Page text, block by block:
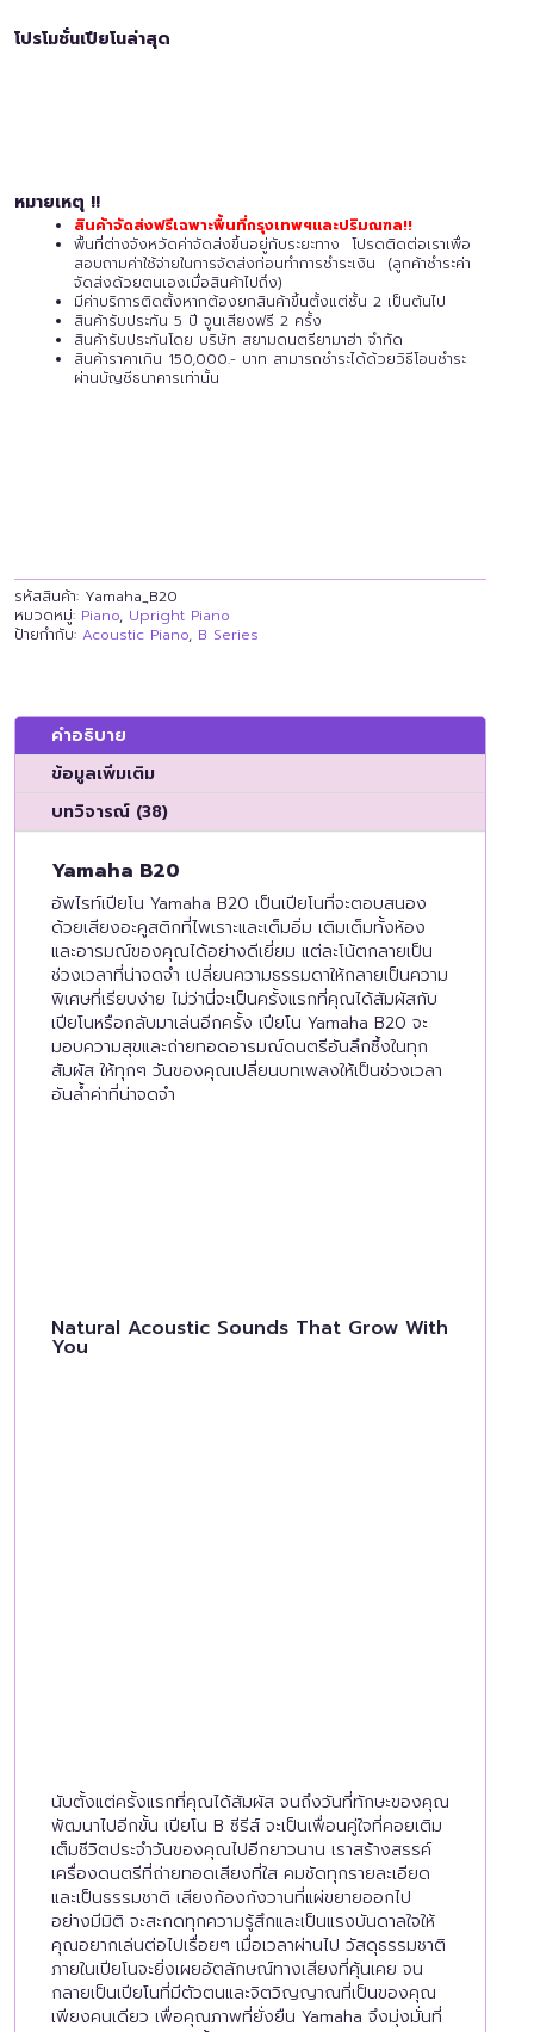
โปรโมชั่นเปียโนล่าสุด
หมายเหตุ !!
สินค้าจัดส่งฟรีเฉพาะพื้นที่กรุงเทพฯและปริมณฑล!!
พื้นที่ต่างจังหวัดค่าจัดส่งขึ้นอยู่กับระยะทาง โปรดติดต่อเราเพื่อ
สอบถามค่าใช้จ่ายในการจัดส่งก่อนทำการชำระเงิน (ลูกค้าชำระค่า
จัดส่งด้วยตนเองเมื่อสินค้าไปถึง)
มีค่าบริการติดตั้งหากต้องยกสินค้าขึ้นตั้งแต่ชั้น 2 เป็นต้นไป
สินค้ารับประกัน 5 ปี จูนเสียงฟรี 2 ครั้ง
สินค้ารับประกันโดย บริษัท สยามดนตรียามาฮ่า จำกัด
สินค้าราคาเกิน 150,000.- บาท สามารถชำระได้ด้วยวิธีโอนชำระ
ผ่านบัญชีธนาคารเท่านั้น
รหัสสินค้า: Yamaha_ฺB20
หมวดหมู่: Piano, Upright Piano
ป้ายกำกับ: Acoustic Piano, B Series
คำอธิบาย
ข้อมูลเพิ่มเติม
บทวิจารณ์ (38)
Yamaha B20
อัพไรท์เปียโน Yamaha B20 เป็นเปียโนที่จะตอบสนอง
ด้วยเสียงอะคูสติกที่ไพเราะและเต็มอิ่ม เติมเต็มทั้งห้อง
และอารมณ์ของคุณได้อย่างดีเยี่ยม แต่ละโน้ตกลายเป็น
ช่วงเวลาที่น่าจดจำ เปลี่ยนความธรรมดาให้กลายเป็นความ
พิเศษที่เรียบง่าย ไม่ว่านี่จะเป็นครั้งแรกที่คุณได้สัมผัสกับ
เปียโนหรือกลับมาเล่นอีกครั้ง เปียโน Yamaha B20 จะ
มอบความสุขและถ่ายทอดอารมณ์ดนตรีอันลึกซึ้งในทุก
สัมผัส ให้ทุกๆ วันของคุณเปลี่ยนบทเพลงให้เป็นช่วงเวลา
อันล้ำค่าที่น่าจดจำ
Natural Acoustic Sounds That Grow With
You
นับตั้งแต่ครั้งแรกที่คุณได้สัมผัส จนถึงวันที่ทักษะของคุณ
พัฒนาไปอีกขั้น เปียโน B ซีรีส์ จะเป็นเพื่อนคู่ใจที่คอยเติม
เต็มชีวิตประจำวันของคุณไปอีกยาวนาน เราสร้างสรรค์
เครื่องดนตรีที่ถ่ายทอดเสียงที่ใส คมชัดทุกรายละเอียด
และเป็นธรรมชาติ เสียงก้องกังวานที่แผ่ขยายออกไป
อย่างมีมิติ จะสะกดทุกความรู้สึกและเป็นแรงบันดาลใจให้
คุณอยากเล่นต่อไปเรื่อยๆ เมื่อเวลาผ่านไป วัสดุธรรมชาติ
ภายในเปียโนจะยิ่งเผยอัตลักษณ์ทางเสียงที่คุ้นเคย จน
กลายเป็นเปียโนที่มีตัวตนและจิตวิญญาณที่เป็นของคุณ
เพียงคนเดียว เพื่อคุณภาพที่ยั่งยืน Yamaha จึงมุ่งมั่นที่